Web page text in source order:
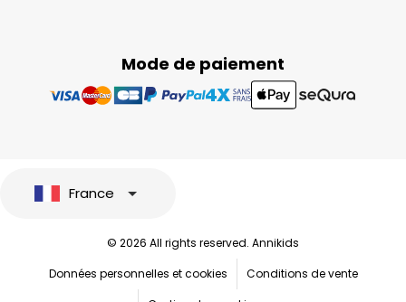
Mode de paiement
France
© 2026 All rights reserved. Annikids
Données personnelles et cookies
Conditions de vente